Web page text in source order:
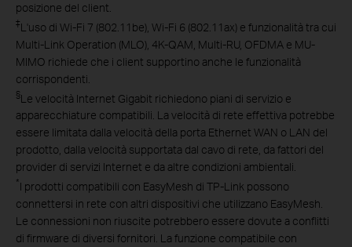
posizione del client.
‡L'uso di Wi-Fi 7 (802.11be), Wi-Fi 6 (802.11ax) e funzionalità tra cui
Multi-Link Operation (MLO), 4K-QAM, Multi-RU, OFDMA e MU-
MIMO richiede che i client supportino anche le funzionalità
corrispondenti.
§Le velocità Internet Gigabit richiedono piani di servizio e
apparecchiature compatibili. La velocità di rete effettiva potrebbe
essere limitata dalla velocità della porta Ethernet WAN o LAN del
prodotto, dalla velocità supportata dal cavo di rete, da fattori del
provider di servizi Internet e da altre condizioni ambientali.
*I prodotti compatibili con EasyMesh di TP-Link possono
connettersi in rete con altri dispositivi che utilizzano EasyMesh.
Le connessioni non riuscite potrebbero essere dovute a conflitti
di firmware di diversi fornitori. La funzione compatibile con